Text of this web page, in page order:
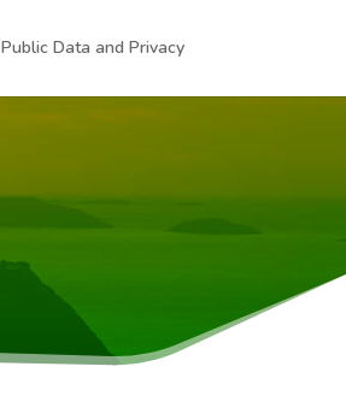
Public Data and Privacy